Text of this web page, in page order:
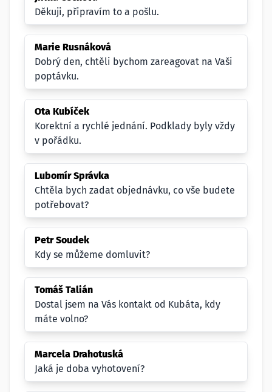
Děkuji, připravím to a pošlu.
Marie Rusnáková
Dobrý den, chtěli bychom zareagovat na Vaši
poptávku.
Ota Kubíček
Korektní a rychlé jednání. Podklady byly vždy
v pořádku.
Lubomír Správka
Chtěla bych zadat objednávku, co vše budete
potřebovat?
Petr Soudek
Kdy se můžeme domluvit?
Tomáš Talián
Dostal jsem na Vás kontakt od Kubáta, kdy
máte volno?
Marcela Drahotuská
Jaká je doba vyhotovení?